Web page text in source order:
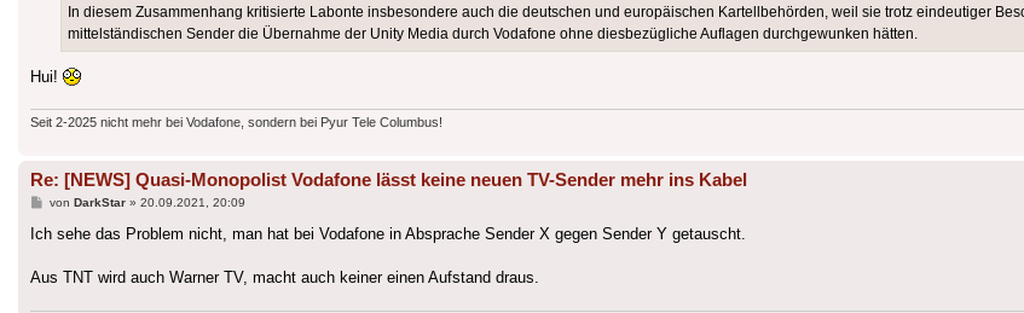
In diesem Zusammenhang kritisierte Labonte insbesondere auch die deutschen und europäischen Kartellbehörden, weil sie trotz eindeutiger
mittelständischen Sender die Übernahme der Unity Media durch Vodafone ohne diesbezügliche Auflagen durchgewunken hätten.
Hui!
Seit 2-2025 nicht mehr bei Vodafone, sondern bei Pyur Tele Columbus!
Re: [NEWS] Quasi-Monopolist Vodafone lässt keine neuen TV-Sender mehr ins Kabel
Beitrag
von DarkStar» 20.09.2021, 20:09
Ich sehe das Problem nicht, man hat bei Vodafone in Absprache Sender X gegen Sender Y getauscht.
Aus TNT wird auch Warner TV, macht auch keiner einen Aufstand draus.